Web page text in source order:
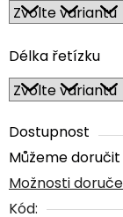
Délka řetízku
Dostupnost
Můžeme doručit
Možnosti
Kód: